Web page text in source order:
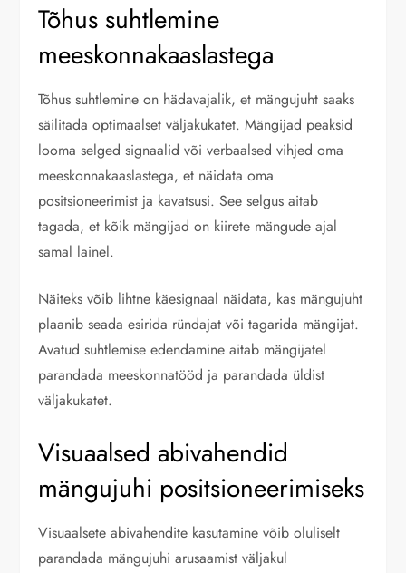
Tõhus suhtlemine
meeskonnakaaslastega
Tõhus suhtlemine on hädavajalik, et mängujuht saaks
säilitada optimaalset väljakukatet. Mängijad peaksid
looma selged signaalid või verbaalsed vihjed oma
meeskonnakaaslastega, et näidata oma
positsioneerimist ja kavatsusi. See selgus aitab
tagada, et kõik mängijad on kiirete mängude ajal
samal lainel.
Näiteks võib lihtne käesignaal näidata, kas mängujuht
plaanib seada esirida ründajat või tagarida mängijat.
Avatud suhtlemise edendamine aitab mängijatel
parandada meeskonnatööd ja parandada üldist
väljakukatet.
Visuaalsed abivahendid
mängujuhi positsioneerimiseks
Visuaalsete abivahendite kasutamine võib oluliselt
parandada mängujuhi arusaamist väljakul